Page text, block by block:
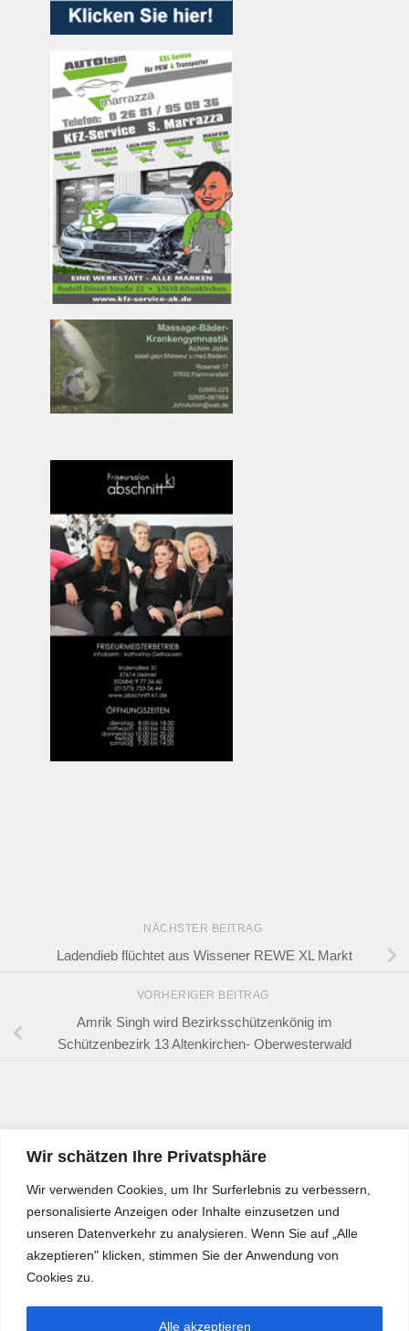
Wir schätzen Ihre Privatsphäre
Wir verwenden Cookies, um Ihr Surferlebnis zu verbessern,
personalisierte Anzeigen oder Inhalte einzusetzen und
unseren Datenverkehr zu analysieren. Wenn Sie auf „Alle
akzeptieren" klicken, stimmen Sie der Anwendung von
Cookies zu.
Alle akzeptieren
NÄCHSTER BEITRAG
Ladendieb flüchtet aus Wissener REWE XL Markt
VORHERIGER BEITRAG
Amrik Singh wird Bezirksschützenkönig im
Schützenbezirk 13 Altenkirchen- Oberwesterwald